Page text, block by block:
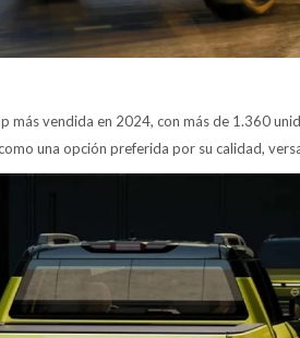
más vendida en 2024, con más de 1.360
una opción preferida por su calidad,